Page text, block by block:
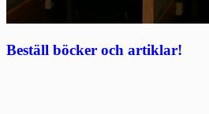
Beställ böcker och artiklar!